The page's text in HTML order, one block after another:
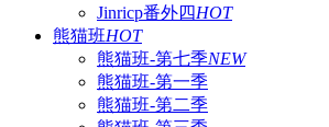
Jinricp番外四HOT
熊猫班HOT
熊猫班-第七季NEW
熊猫班-第一季
熊猫班-第二季